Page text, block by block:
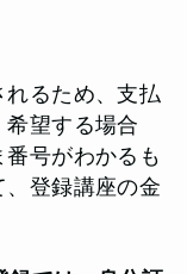
れるため、支払
望する場合
号がわかるも
登録講座の金